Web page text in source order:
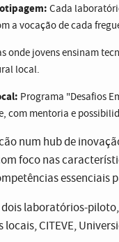
Cada
a vocação de cada
onde jovens ensinam
local.
Programa "Desafios
com mentoria e
num hub de
foco nas
essenciais
laboratórios-
CITEVE,